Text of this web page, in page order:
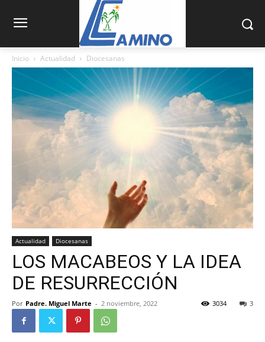
Inicio Actualidad Diocesanas
Actualidad Diocesanas
LOS MACABEOS Y LA IDEA
DE RESURRECCIÓN
Por Padre. Miguel Marte - 2 noviembre, 2022 3
3034